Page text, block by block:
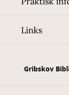
Links
Gribskov